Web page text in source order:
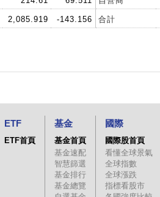
2,085.919 -143.156 合計
ETF
ETF首頁
基金
基金首頁
基金速配
智慧篩選
基金排行
基金總覽
國際
國際股首頁
看懂全球景氣
全球指數
全球漲跌
指標看股市